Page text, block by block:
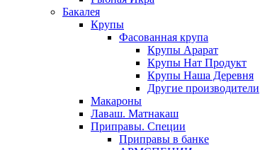
Бакалея
Крупы
Фасованная крупа
Крупы Арарат
Крупы Нат Продукт
Крупы Наша Деревня
Другие производители
Макароны
Лаваш. Матнакаш
Приправы. Специи
Приправы в банке